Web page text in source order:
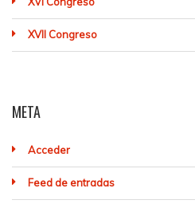
XVII Congreso
META
Acceder
Feed de entradas